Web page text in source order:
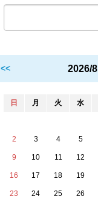
<< 2026/8
日 月 火 水
2 3 4 5
9 10 11 12
16 17 18 19
23 24 25 26